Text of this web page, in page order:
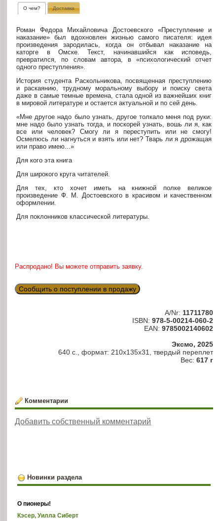
О чем? Доставка
Роман Федора Михайловича Достоевского «Преступление и
наказание» был вдохновлен жизнью самого писателя: идея
произведения зародилась, когда он отбывал наказание на
каторге в Омске. Текст, начинавшийся как исповедь,
превратился, по словам автора, в «психологический отчет
одного преступления».
История студента Раскольникова, посвященная преступлению
и раскаянию, трудному моральному выбору и поиску света
даже в самые темные времена, стала одной из важнейших книг
в мировой литературе и остается актуальной и по сей день.
«Мне другое надо было узнать, другое толкало меня под руки:
мне надо было узнать тогда, и поскорей узнать, вошь ли я, как
все или человек? Смогу ли я переступить или не смогу!
Осмелюсь ли нагнуться и взять или нет? Тварь ли я дрожащая
или право имею...»
Для кого эта книга
Для широкого круга читателей.
Для тех, кто хочет иметь на книжной полке великое
произведение Ф. М. Достоевского в красивом и качественном
оформлении.
Для поклонников классической литературы.
Распродано! Вы можете отправить заявку.
Сообщить о поступлении в продажу
A/Nr: 11711780
ISBN: 978-5-00214-060-2
EAN: 9785002140602
Эксмо, 2025
640 с., формат: 210х135х31, твердый переплет
Вес: 617 г
Комментарии
Добавить собственный комментарий
Новинки раздела
О пионеры!
Кэсер, Уилла Сиберт